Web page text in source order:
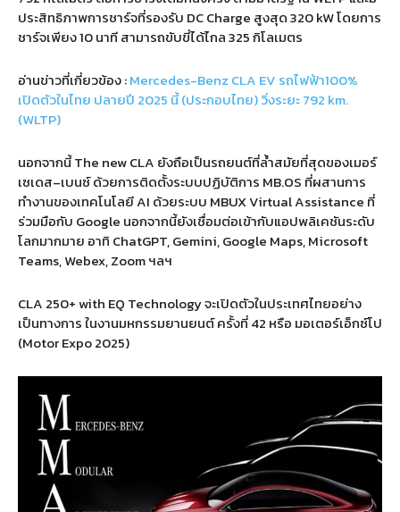
ประสิทธิภาพการชาร์จที่รองรับ DC Charge สูงสุด320 kWโดยการ
ชาร์จเพียง10นาที สามารถขับขี่ได้ไกล325กิโลเมตร
อ่านข่าวที่เกี่ยวข้อง :Mercedes-Benz CLA EV รถไฟฟ้า100%
เปิดตัวในไทย ปลายปี 2025 นี้ (ประกอบไทย) วิ่งระยะ 792 km.
(WLTP)
นอกจากนี้The new CLA ยังถือเป็นรถยนต์ที่ล้ำสมัยที่สุดของเมอร์
เซเดส–เบนซ์ ด้วยการติดตั้งระบบปฏิบัติการ MB.OS ที่ผสานการ
ทำงานของเทคโนโลยีAI ด้วยระบบ MBUX Virtual Assistance ที่
ร่วมมือกับ Google นอกจากนี้ยังเชื่อมต่อเข้ากับแอปพลิเคชันระดับ
โลกมากมาย อาทิ ChatGPT, Gemini, Google Maps, Microsoft
Teams, Webex, Zoomฯลฯ
CLA 250+ with EQ Technologyจะเปิดตัวในประเทศไทยอย่าง
เป็นทางการ ในงานมหกรรมยานยนต์ ครั้งที่42 หรือ มอเตอร์เอ็กซ์โป
(Motor Expo 2025)